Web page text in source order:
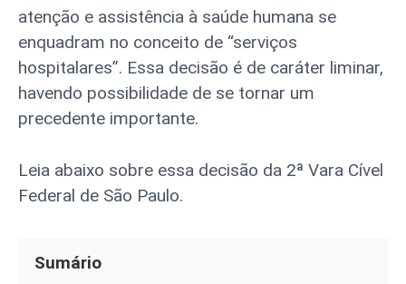
atenção e assistência à saúde humana se
enquadram no conceito de “serviços
hospitalares”. Essa decisão é de caráter liminar,
havendo possibilidade de se tornar um
precedente importante.
Leia abaixo sobre essa decisão da 2ª Vara Cível
Federal de São Paulo.
Sumário